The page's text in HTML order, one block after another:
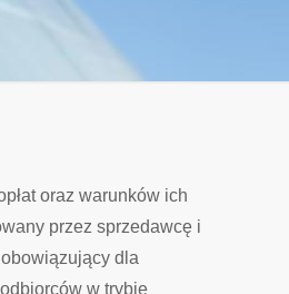
oraz warunków ich
przez sprzedawcę i
dla
w trybie